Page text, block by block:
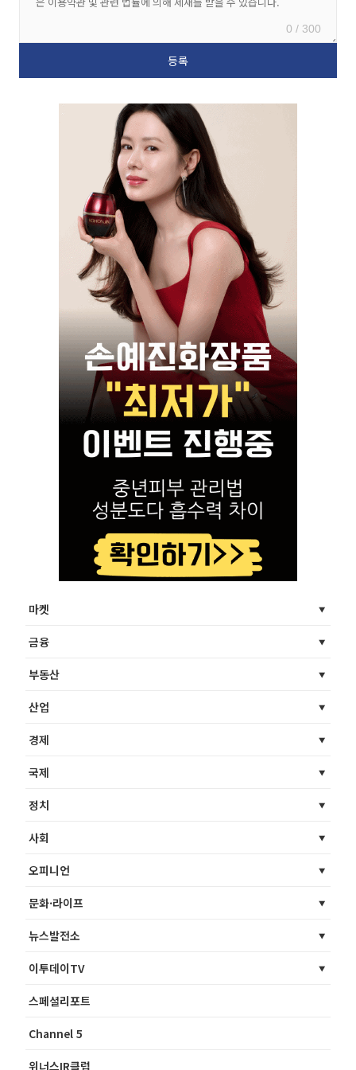
0 / 300
마켓
금융
부동산
산업
경제
국제
정치
사회
오피니언
문화·라이프
뉴스발전소
이투데이TV
스페셜리포트
Channel 5
위너스IR클럽